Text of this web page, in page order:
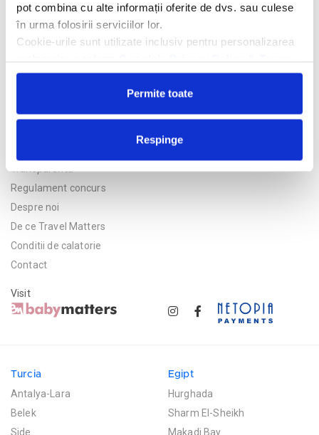
pot combina cu alte informații oferite de dvs. sau culese
în urma folosirii serviciilor lor.
Cookie-urile sunt utilizate inclusiv pentru personalizarea
Permite toate
Respinge
Regulament concurs
Despre noi
De ce Travel Matters
Conditii de calatorie
Contact
Visit
Turcia
Antalya-Lara
Belek
Side
Egipt
Hurghada
Sharm El-Sheikh
Makadi Bay